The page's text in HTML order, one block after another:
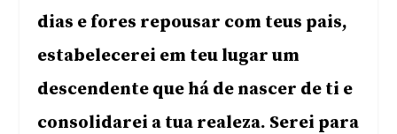
dias e fores repousar com teus pais,
estabelecerei em teu lugar um
descendente que há de nascer de ti e
consolidarei a tua realeza. Serei para